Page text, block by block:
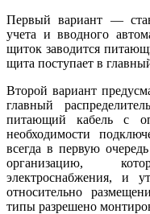
Первый вариант —
учета и вводного
щиток заводится
щита поступает в
Второй вариант
главный
питающий кабель с
необходимости
всегда в первую
организацию,
электроснабжения, и
относительно
типы разрешено